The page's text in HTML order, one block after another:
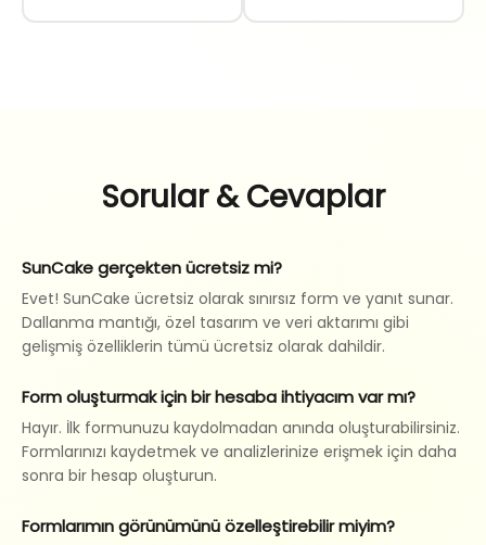
Sorular & Cevaplar
SunCake gerçekten ücretsiz mi?
Evet! SunCake ücretsiz olarak sınırsız form ve yanıt sunar.
Dallanma mantığı, özel tasarım ve veri aktarımı gibi
gelişmiş özelliklerin tümü ücretsiz olarak dahildir.
Form oluşturmak için bir hesaba ihtiyacım var mı?
Hayır. İlk formunuzu kaydolmadan anında oluşturabilirsiniz.
Formlarınızı kaydetmek ve analizlerinize erişmek için daha
sonra bir hesap oluşturun.
Formlarımın görünümünü özelleştirebilir miyim?